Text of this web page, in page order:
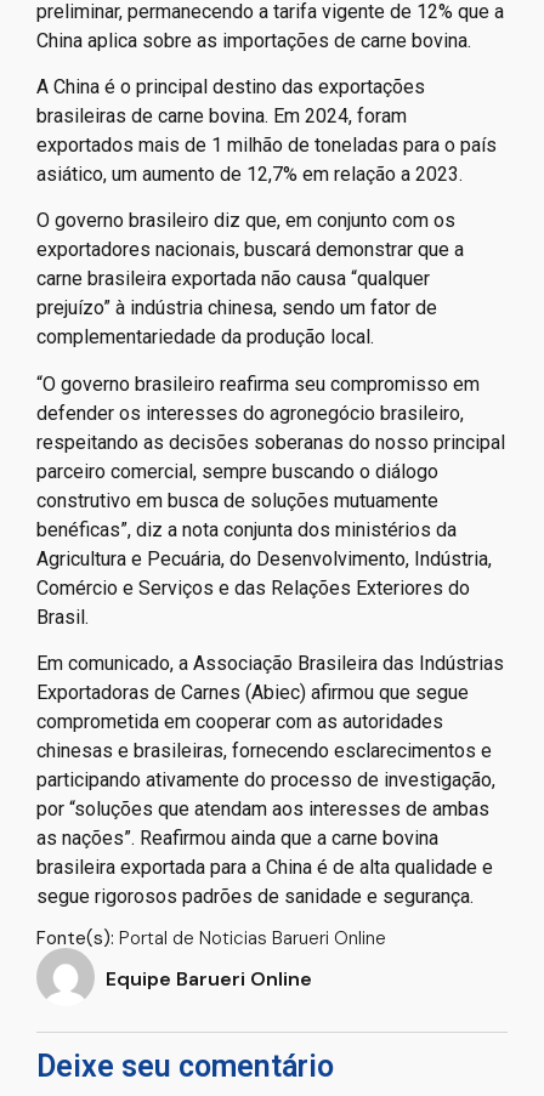
preliminar, permanecendo a tarifa vigente de 12% que a
China aplica sobre as importações de carne bovina.
A China é o principal destino das exportações
brasileiras de carne bovina. Em 2024, foram
exportados mais de 1 milhão de toneladas para o país
asiático, um aumento de 12,7% em relação a 2023.
O governo brasileiro diz que, em conjunto com os
exportadores nacionais, buscará demonstrar que a
carne brasileira exportada não causa “qualquer
prejuízo” à indústria chinesa, sendo um fator de
complementariedade da produção local.
“O governo brasileiro reafirma seu compromisso em
defender os interesses do agronegócio brasileiro,
respeitando as decisões soberanas do nosso principal
parceiro comercial, sempre buscando o diálogo
construtivo em busca de soluções mutuamente
benéficas”, diz a nota conjunta dos ministérios da
Agricultura e Pecuária, do Desenvolvimento, Indústria,
Comércio e Serviços e das Relações Exteriores do
Brasil.
Em comunicado, a Associação Brasileira das Indústrias
Exportadoras de Carnes (Abiec) afirmou que segue
comprometida em cooperar com as autoridades
chinesas e brasileiras, fornecendo esclarecimentos e
participando ativamente do processo de investigação,
por “soluções que atendam aos interesses de ambas
as nações”. Reafirmou ainda que a carne bovina
brasileira exportada para a China é de alta qualidade e
segue rigorosos padrões de sanidade e segurança.
Fonte(s): Portal de Noticias Barueri Online
Equipe Barueri Online
Deixe seu comentário